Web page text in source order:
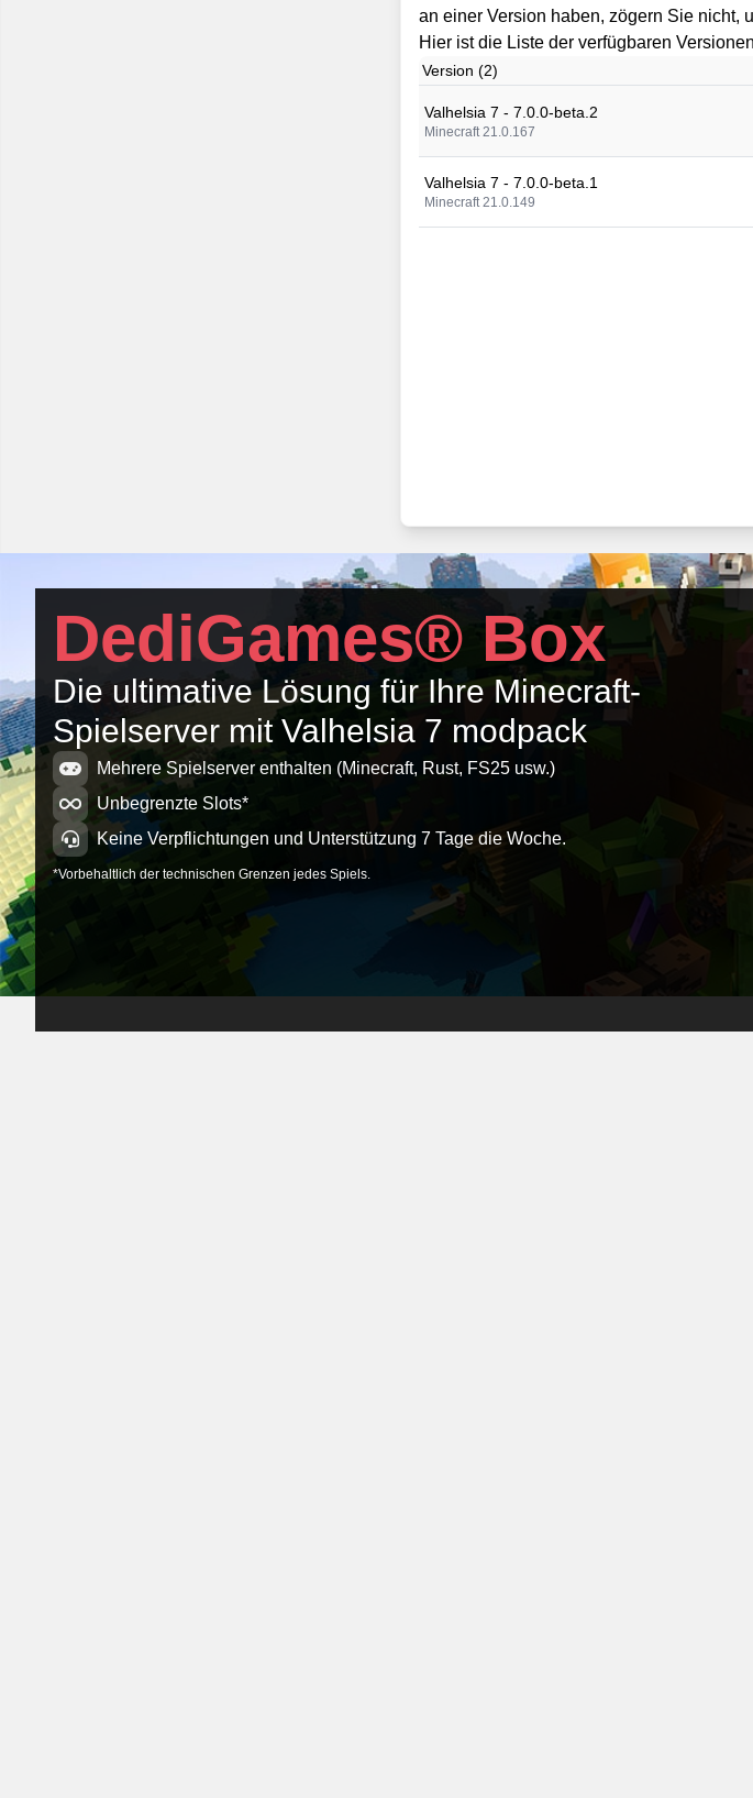
an einer Version haben, zögern Sie nicht,
Hier ist die Liste der verfügbaren
Version (2)
Valhelsia 7 - 7.0.0-beta.2
Minecraft 21.0.167
Valhelsia 7 - 7.0.0-beta.1
Minecraft 21.0.149
DediGames® Box
Die ultimative Lösung für Ihre Minecraft-
Spielserver mit Valhelsia 7 modpack
Mehrere Spielserver enthalten (Minecraft, Rust, FS25 usw.)
Unbegrenzte Slots*
Keine Verpflichtungen und Unterstützung 7 Tage die Woche.
*Vorbehaltlich der technischen Grenzen jedes Spiels.